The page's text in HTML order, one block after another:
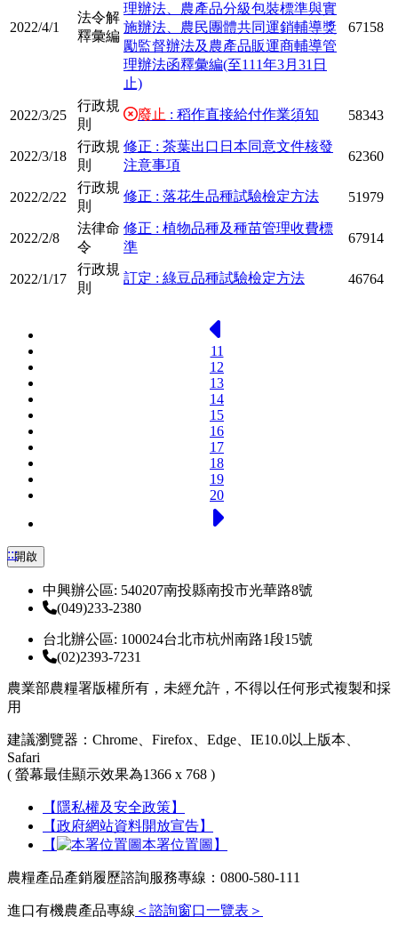
2022/4/1
法令解
釋彙編
理辦法、農產品分級包裝標準與實
施辦法、農民團體共同運銷輔導獎
勵監督辦法及農產品販運商輔導管
理辦法函釋彙編(至111年3月31日
止)
67158
2022/3/25
行政規
則
廢止 : 稻作直接給付作業須知 58343
2022/3/18
行政規
則
修正 : 茶葉出口日本同意文件核發
注意事項
62360
2022/2/22
行政規
則
修正 : 落花生品種試驗檢定方法 51979
2022/2/8
法律命
令
修正 : 植物品種及種苗管理收費標
準
67914
2022/1/17
行政規
則
訂定 : 綠豆品種試驗檢定方法 46764
11
12
13
14
15
16
17
18
19
20
:::開啟
中興辦公區: 540207南投縣南投市光華路8號
(049)233-2380
台北辦公區: 100024台北市杭州南路1段15號
(02)2393-7231
農業部農糧署版權所有，未經允許，不得以任何形式複製和採
用
建議瀏覽器：Chrome、Firefox、Edge、IE10.0以上版本、
Safari
( 螢幕最佳顯示效果為1366 x 768 )
【隱私權及安全政策】
【政府網站資料開放宣告】
【
本署位置圖】
農糧產品產銷履歷諮詢服務專線：0800-580-111
進口有機農產品專線 ＜諮詢窗口一覽表＞